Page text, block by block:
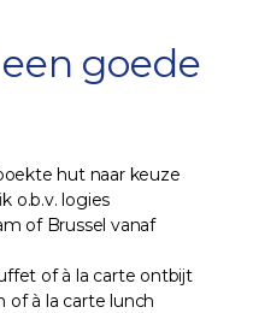
goede
hut naar keuze
o.b.v. logies
of Brussel vanaf
of à la carte ontbijt
of à la carte lunch